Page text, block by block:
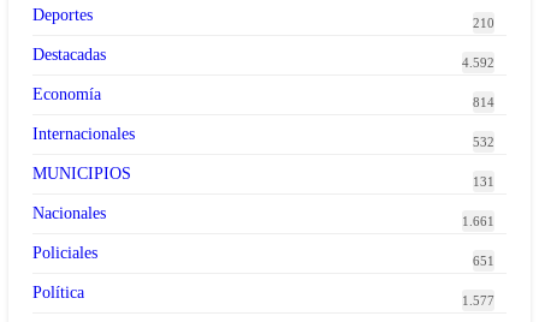
Deportes 210
Destacadas 4.592
Economía 814
Internacionales 532
MUNICIPIOS 131
Nacionales 1.661
Policiales 651
Política 1.577